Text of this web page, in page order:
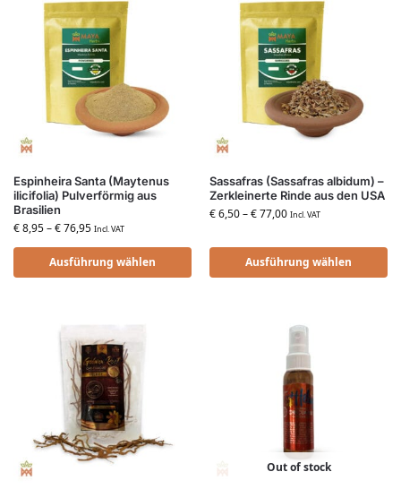
Espinheira Santa (Maytenus
ilicifolia) Pulverförmig aus
Brasilien
€8,95–€76,95 Incl. VAT
Ausführung wählen
Sassafras (Sassafras albidum) –
Zerkleinerte Rinde aus den USA
€6,50–€77,00 Incl. VAT
Ausführung wählen
Out of stock